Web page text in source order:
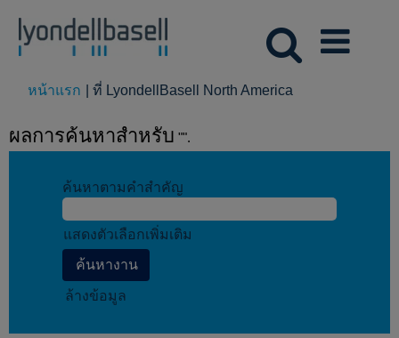
หน้าแรก ที่ LyondellBasell North America
ผลการค้นหาสำหรับ "".
ค้นหาตามคำสำคัญ
แสดงตัวเลือกเพิ่มเติม
ล้างข้อมูล